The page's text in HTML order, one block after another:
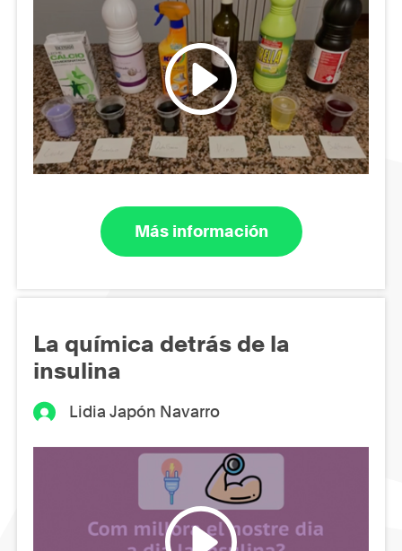
Más información
La química detrás de la
insulina
Lidia Japón Navarro